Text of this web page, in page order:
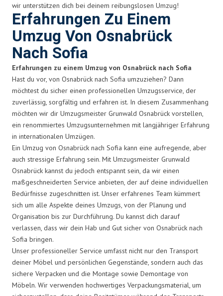
wir unterstützen dich bei deinem reibungslosen Umzug!
Erfahrungen Zu Einem
Umzug Von Osnabrück
Nach Sofia
Erfahrungen zu einem Umzug von Osnabrück nach Sofia
Hast du vor, von Osnabrück nach Sofia umzuziehen? Dann
möchtest du sicher einen professionellen Umzugsservice, der
zuverlässig, sorgfältig und erfahren ist. In diesem Zusammenhang
möchten wir dir Umzugsmeister Grunwald Osnabrück vorstellen,
ein renommiertes Umzugsunternehmen mit langjähriger Erfahrung
in internationalen Umzügen.
Ein Umzug von Osnabrück nach Sofia kann eine aufregende, aber
auch stressige Erfahrung sein. Mit Umzugsmeister Grunwald
Osnabrück kannst du jedoch entspannt sein, da wir einen
maßgeschneiderten Service anbieten, der auf deine individuellen
Bedürfnisse zugeschnitten ist. Unser erfahrenes Team kümmert
sich um alle Aspekte deines Umzugs, von der Planung und
Organisation bis zur Durchführung. Du kannst dich darauf
verlassen, dass wir dein Hab und Gut sicher von Osnabrück nach
Sofia bringen.
Unser professioneller Service umfasst nicht nur den Transport
deiner Möbel und persönlichen Gegenstände, sondern auch das
sichere Verpacken und die Montage sowie Demontage von
Möbeln. Wir verwenden hochwertiges Verpackungsmaterial, um